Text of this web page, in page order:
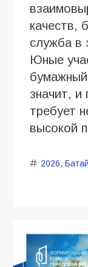
качеств,
служба в
Юные
значит, и
требует
высокой
2026,